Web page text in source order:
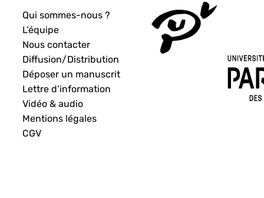
Qui sommes-nous ?
L’équipe
Nous contacter
Diffusion/Distribution
Déposer un manuscrit
Lettre d’information
Vidéo & audio
Mentions légales
CGV